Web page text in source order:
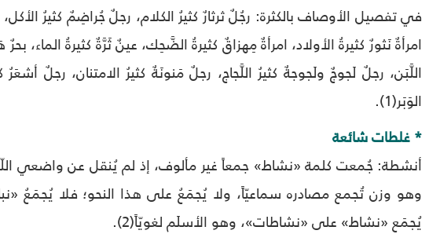
في تفصيل الأوصاف بالكثرة: رجُلٌ ثرثارٌ كثيرُ الكلام، رجلٌ جُراضِمٌ كثيرُ
امرأةٌ نَثورٌ كثيرةُ الأولاد، امرأةٌ مِهزاقٌ كثيرةُ الضَّحِك، عينٌ ثَرَّةٌ كثيرةُ الماء،
اللَّبَن، رجلٌ لَجوجٌ ولَجوجةٌ كثيرُ اللَّجاج، رجلٌ مَنونَةٌ كثيرُ الامتنان، رجلٌ
الوَبَر(1).
* غلطات شائعة
أنشطة: جُمعت كلمة «نشاط» جمعاً غير مألوف، إذ لم يُنقل عن واضعي
وهو وزن تُجمع مصادره سماعيّاً، ولا يُجمَعُ على هذا النحو؛ فلا يُجمَعُ
يُجمَع «نشاط» على «نشاطات»، وهو الأسلَم لغويّاً(2).